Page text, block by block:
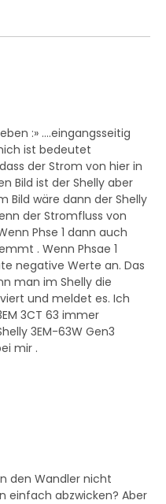
:» ….eingangsseitig
ist bedeutet
der Strom von hier in
Bild ist der Shelly aber
Bild wäre dann der Shelly
der Stromfluss von
Phse 1 dann auch
. Wenn Phsae 1
negative Werte an. Das
man im Shelly die
und meldet es. Ich
3CT 63 immer
3EM-63W Gen3
mir .
den Wandler nicht
einfach abzwicken? Aber